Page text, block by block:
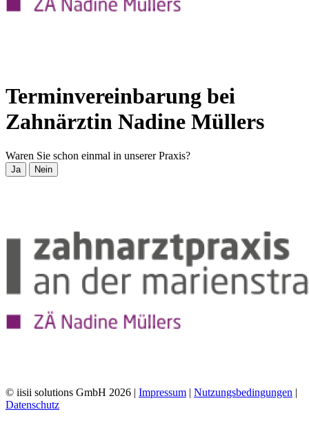
Terminvereinbarung bei
Zahnärztin Nadine Müllers
Waren Sie schon einmal in unserer Praxis?
Ja Nein
© iisii solutions GmbH 2026 | Impressum | Nutzungsbedingungen |
Datenschutz